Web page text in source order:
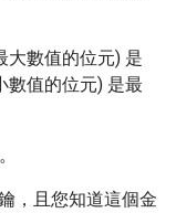
大數值的位元) 是
數值的位元) 是最
，且您知道這個金